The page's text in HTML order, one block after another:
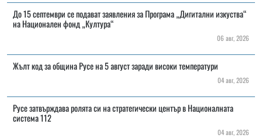
До 15 септември се подават заявления за Програма „Дигитални изкуства“
на Национален фонд „Култура“
06 авг, 2026
Жълт код за община Русе на 5 август заради високи температури
04 авг, 2026
Русе затвърждава ролята си на стратегически център в Националната
система 112
04 авг, 2026